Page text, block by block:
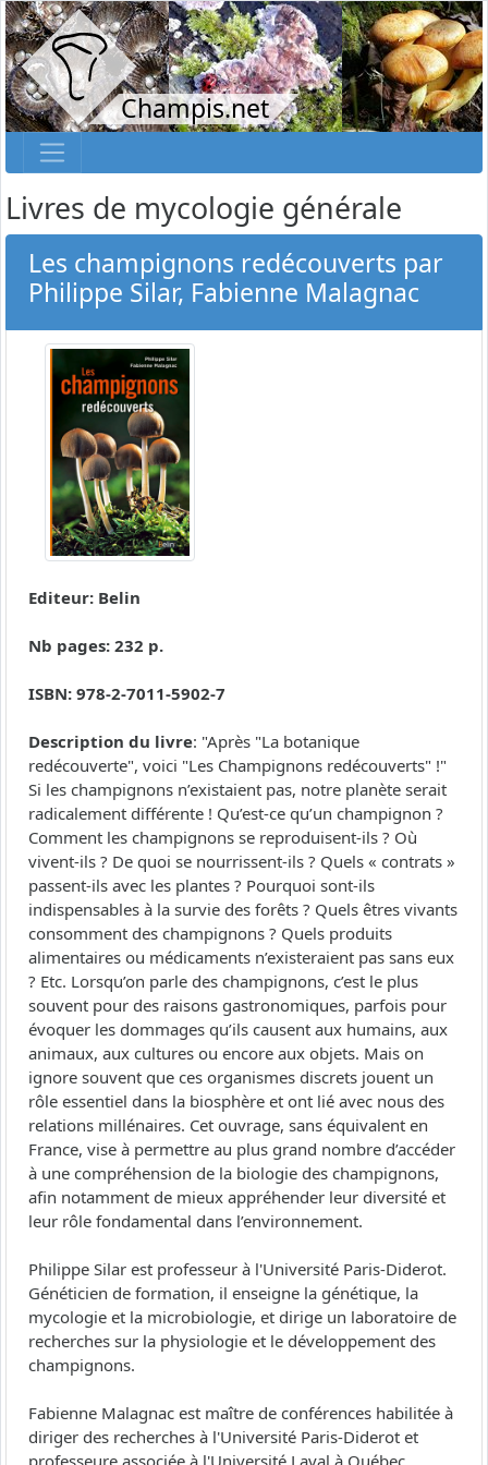
Champis.net
Livres de mycologie générale
Les champignons redécouverts par
Philippe Silar, Fabienne Malagnac
Editeur: Belin
Nb pages: 232 p.
ISBN: 978-2-7011-5902-7
Description du livre: "Après "La botanique
redécouverte", voici "Les Champignons redécouverts" !"
Si les champignons n’existaient pas, notre planète serait
radicalement différente ! Qu’est-ce qu’un champignon ?
Comment les champignons se reproduisent-ils ? Où
vivent-ils ? De quoi se nourrissent-ils ? Quels « contrats »
passent-ils avec les plantes ? Pourquoi sont-ils
indispensables à la survie des forêts ? Quels êtres vivants
consomment des champignons ? Quels produits
alimentaires ou médicaments n’existeraient pas sans eux
? Etc. Lorsqu’on parle des champignons, c’est le plus
souvent pour des raisons gastronomiques, parfois pour
évoquer les dommages qu’ils causent aux humains, aux
animaux, aux cultures ou encore aux objets. Mais on
ignore souvent que ces organismes discrets jouent un
rôle essentiel dans la biosphère et ont lié avec nous des
relations millénaires. Cet ouvrage, sans équivalent en
France, vise à permettre au plus grand nombre d’accéder
à une compréhension de la biologie des champignons,
afin notamment de mieux appréhender leur diversité et
leur rôle fondamental dans l’environnement.
Philippe Silar est professeur à l'Université Paris-Diderot.
Généticien de formation, il enseigne la génétique, la
mycologie et la microbiologie, et dirige un laboratoire de
recherches sur la physiologie et le développement des
champignons.
Fabienne Malagnac est maître de conférences habilitée à
diriger des recherches à l'Université Paris-Diderot et